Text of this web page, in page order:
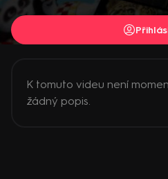
K tomuto videu není
žádný popis.